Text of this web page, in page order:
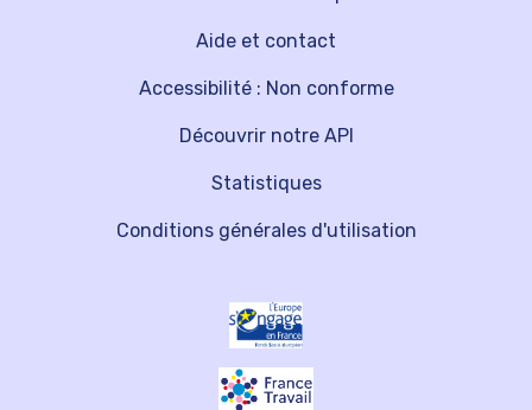
Découvrir notre API
Aide et contact
Statistiques
Accessibilité : Non conforme
Conditions générales d'utilisation